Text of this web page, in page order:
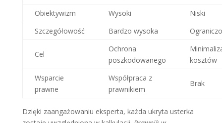
Obiektywizm Wysoki
Niski
Szczegółowość
Bardzo wysoka
Cel
Ochrona
poszkodowanego
kosztów
Wsparcie
prawne
Współpraca z
prawnikiem
Brak
Dzięki zaangażowaniu eksperta, każda ukryta usterka